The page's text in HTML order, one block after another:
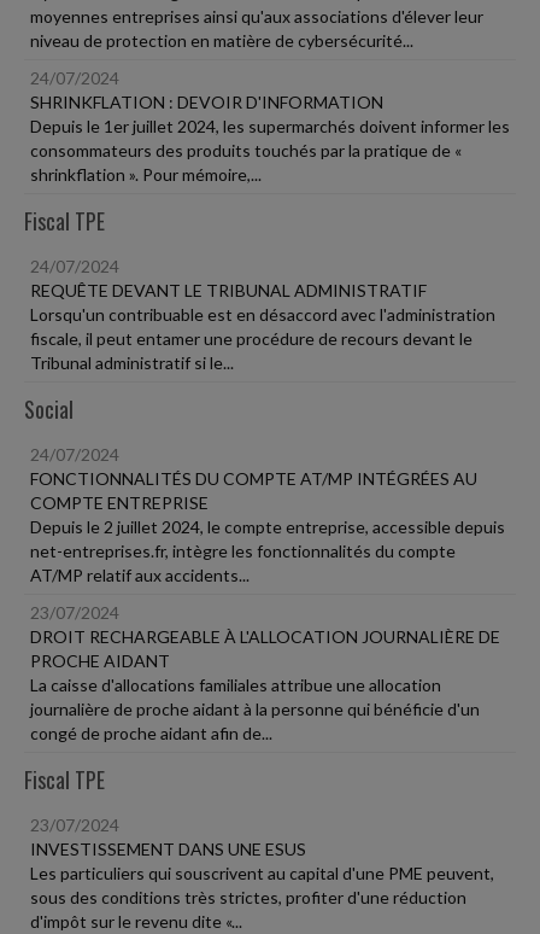
moyennes entreprises ainsi qu'aux associations d'élever leur
niveau de protection en matière de cybersécurité...
24/07/2024
SHRINKFLATION : DEVOIR D'INFORMATION
Depuis le 1er juillet 2024, les supermarchés doivent informer les
consommateurs des produits touchés par la pratique de «
shrinkflation ». Pour mémoire,...
Fiscal TPE
24/07/2024
REQUÊTE DEVANT LE TRIBUNAL ADMINISTRATIF
Lorsqu'un contribuable est en désaccord avec l'administration
fiscale, il peut entamer une procédure de recours devant le
Tribunal administratif si le...
Social
24/07/2024
FONCTIONNALITÉS DU COMPTE AT/MP INTÉGRÉES AU
COMPTE ENTREPRISE
Depuis le 2 juillet 2024, le compte entreprise, accessible depuis
net-entreprises.fr, intègre les fonctionnalités du compte
AT/MP relatif aux accidents...
23/07/2024
DROIT RECHARGEABLE À L'ALLOCATION JOURNALIÈRE DE
PROCHE AIDANT
La caisse d'allocations familiales attribue une allocation
journalière de proche aidant à la personne qui bénéficie d'un
congé de proche aidant afin de...
Fiscal TPE
23/07/2024
INVESTISSEMENT DANS UNE ESUS
Les particuliers qui souscrivent au capital d'une PME peuvent,
sous des conditions très strictes, profiter d'une réduction
d'impôt sur le revenu dite «...